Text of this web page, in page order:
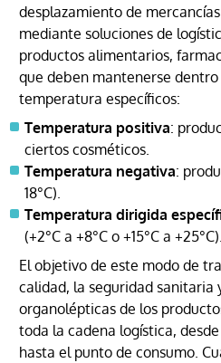
desplazamiento de
mediante soluciones de
productos alimentarios,
que deben mantenerse dentro
temperatura específicos:
Temperatura positiva:
ciertos cosméticos.
Temperatura negativa:
18°C).
Temperatura dirigida
(+2°C a +8°C o +15°C a +25°C).
El objetivo de este modo de
calidad, la seguridad sanitaria
organolépticas de los
toda la cadena logística,
hasta el punto de consumo.